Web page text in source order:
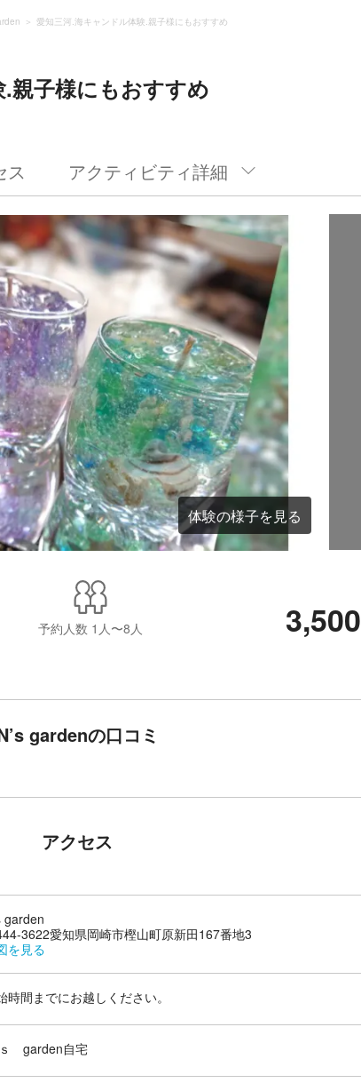
愛知三河.海キャンドル体験.親子様にもおすすめ
親子様にもおすすめ
ス アクティビティ詳細
体験の様子を見る
予約人数 1人〜8人 3,500
gardenの口コミ
アクセス
garden
3622愛知県岡崎市樫山町原新田167番地3
を見る
時間までにお越しください。
ｓ garden自宅